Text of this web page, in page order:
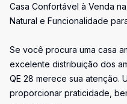
Casa Confortável à Venda
Natural e Funcionalidade
Se você procura uma casa
excelente distribuição dos
QE 28 merece sua atenção.
proporcionar praticidade,